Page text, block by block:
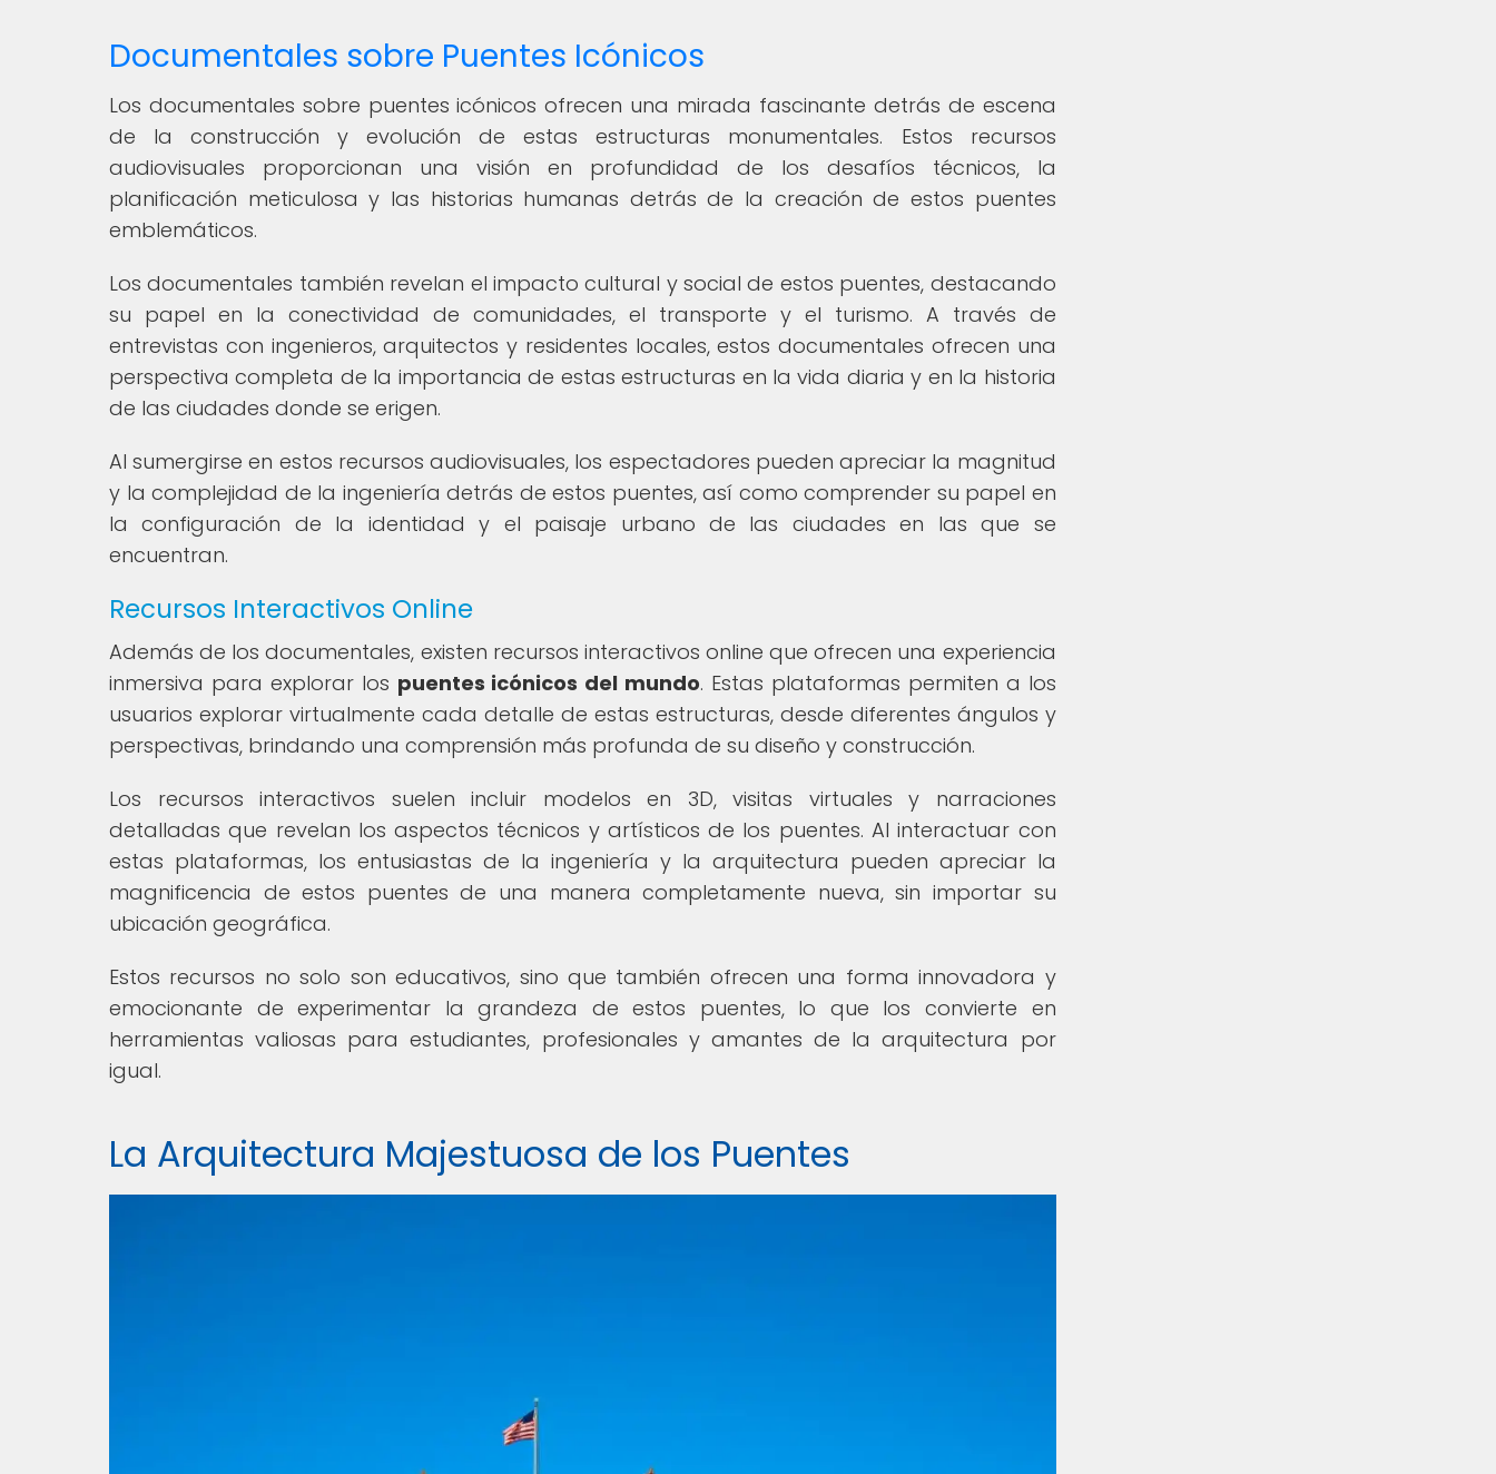
Documentales sobre Puentes Icónicos
Los documentales sobre puentes icónicos ofrecen una mirada fascinante detrás de escena
de la construcción y evolución de estas estructuras monumentales. Estos recursos
audiovisuales proporcionan una visión en profundidad de los desafíos técnicos, la
planificación meticulosa y las historias humanas detrás de la creación de estos puentes
emblemáticos.
Los documentales también revelan el impacto cultural y social de estos puentes, destacando
su papel en la conectividad de comunidades, el transporte y el turismo. A través de
entrevistas con ingenieros, arquitectos y residentes locales, estos documentales ofrecen una
perspectiva completa de la importancia de estas estructuras en la vida diaria y en la historia
de las ciudades donde se erigen.
Al sumergirse en estos recursos audiovisuales, los espectadores pueden apreciar la magnitud
y la complejidad de la ingeniería detrás de estos puentes, así como comprender su papel en
la configuración de la identidad y el paisaje urbano de las ciudades en las que se
encuentran.
Recursos Interactivos Online
Además de los documentales, existen recursos interactivos online que ofrecen una experiencia
inmersiva para explorar los puentes icónicos del mundo. Estas plataformas permiten a los
usuarios explorar virtualmente cada detalle de estas estructuras, desde diferentes ángulos y
perspectivas, brindando una comprensión más profunda de su diseño y construcción.
Los recursos interactivos suelen incluir modelos en 3D, visitas virtuales y narraciones
detalladas que revelan los aspectos técnicos y artísticos de los puentes. Al interactuar con
estas plataformas, los entusiastas de la ingeniería y la arquitectura pueden apreciar la
magnificencia de estos puentes de una manera completamente nueva, sin importar su
ubicación geográfica.
Estos recursos no solo son educativos, sino que también ofrecen una forma innovadora y
emocionante de experimentar la grandeza de estos puentes, lo que los convierte en
herramientas valiosas para estudiantes, profesionales y amantes de la arquitectura por
igual.
La Arquitectura Majestuosa de los Puentes